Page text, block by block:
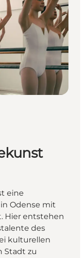
eine
Odense mit
Hier entstehen
des
kulturellen
Stadt zu